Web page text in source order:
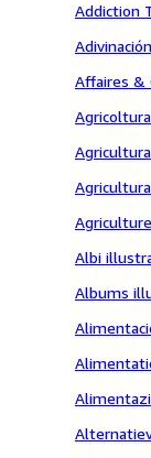
Addiction
Adivinación
Affaires &
Agricoltura
Agricultura
Agriculture
Albi
Albums